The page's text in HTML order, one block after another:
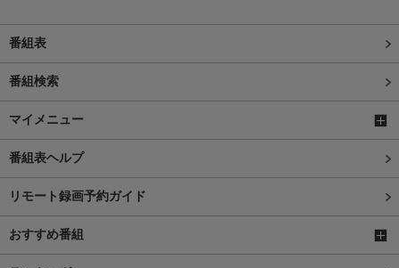
番組表
番組検索
マイメニュー
番組表ヘルプ
リモート録画予約ガイド
おすすめ番組